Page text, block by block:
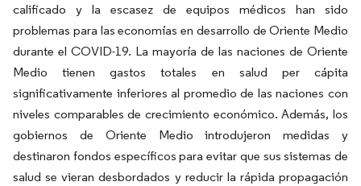
calificado y la escasez de equipos médicos han sido
problemas para las economías en desarrollo de Oriente Medio
durante el COVID-19. La mayoría de las naciones de Oriente
Medio tienen gastos totales en salud per cápita
significativamente inferiores al promedio de las naciones con
niveles comparables de crecimiento económico. Además, los
gobiernos de Oriente Medio introdujeron medidas y
destinaron fondos específicos para evitar que sus sistemas de
salud se vieran desbordados y reducir la rápida propagación